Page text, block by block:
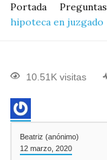
Portada Preguntas
hipoteca en juzgado
10.51K visitas
Beatriz (anónimo)
12 marzo, 2020